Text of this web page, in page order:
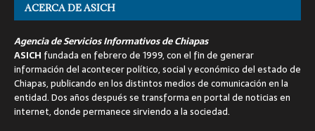
ACERCA DE ASICH
Agencia de Servicios Informativos de Chiapas
ASICH fundada en febrero de 1999, con el fin de generar
información del acontecer político, social y económico del estado de
Chiapas, publicando en los distintos medios de comunicación en la
entidad. Dos años después se transforma en portal de noticias en
internet, donde permanece sirviendo a la sociedad.